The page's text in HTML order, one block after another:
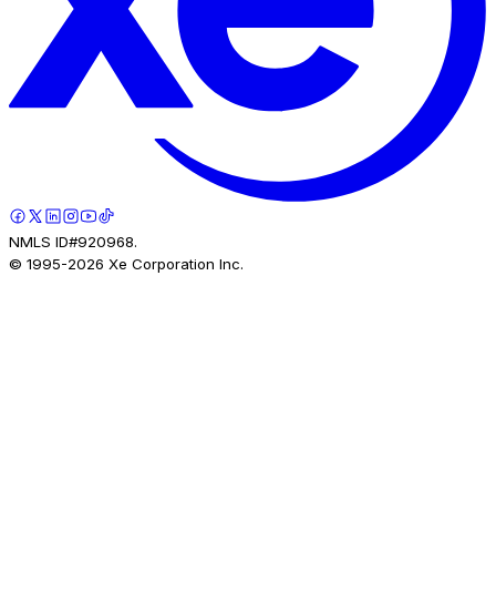
NMLS ID#920968.
© 1995-2026 Xe Corporation Inc.